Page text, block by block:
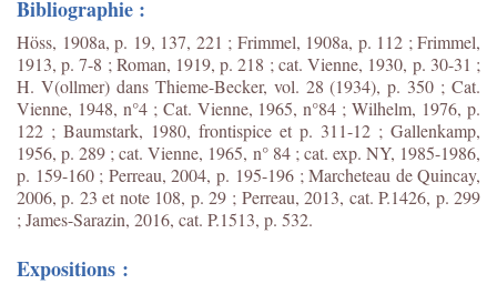
Bibliographie :
Höss, 1908a, p. 19, 137, 221 ; Frimmel, 1908a, p. 112 ; Frimmel,
1913, p. 7-8 ; Roman, 1919, p. 218 ; cat. Vienne, 1930, p. 30-31 ;
H. V(ollmer) dans Thieme-Becker, vol. 28 (1934), p. 350 ; Cat.
Vienne, 1948, n°4 ; Cat. Vienne, 1965, n°84 ; Wilhelm, 1976, p.
122 ; Baumstark, 1980, frontispice et p. 311-12 ; Gallenkamp,
1956, p. 289 ; cat. Vienne, 1965, n° 84 ; cat. exp. NY, 1985-1986,
p. 159-160 ; Perreau, 2004, p. 195-196 ; Marcheteau de Quincay,
2006, p. 23 et note 108, p. 29 ; Perreau, 2013, cat. P.1426, p. 299
; James-Sarazin, 2016, cat. P.1513, p. 532.
Expositions :